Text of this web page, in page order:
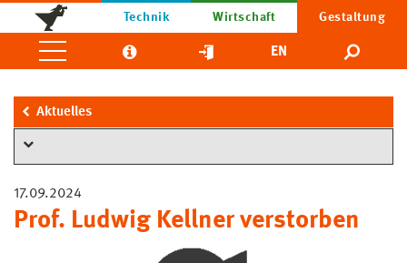
Technik Wirtschaft Gestaltung
EN
Aktuelles
17.09.2024
Prof. Ludwig Kellner verstorben